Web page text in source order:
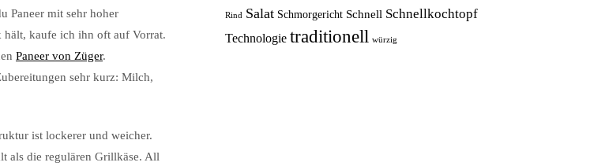
Paneer mit sehr hoher
hält, kaufe ich ihn oft auf Vorrat.
Paneer von Züger.
sehr kurz: Milch,
ist lockerer und weicher.
als die regulären Grillkäse. All
Rind Salat Schmorgericht Schnell Schnellkochtopf
Technologie traditionell würzig